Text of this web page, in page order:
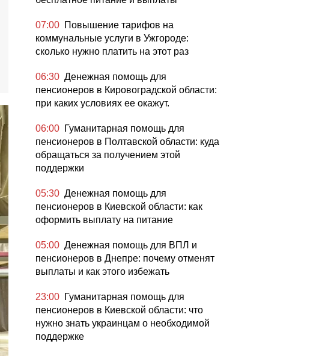
07:00 Повышение тарифов на
коммунальные услуги в Ужгороде:
сколько нужно платить на этот раз
06:30 Денежная помощь для
пенсионеров в Кировоградской области:
при каких условиях ее окажут.
06:00 Гуманитарная помощь для
пенсионеров в Полтавской области: куда
обращаться за получением этой
поддержки
05:30 Денежная помощь для
пенсионеров в Киевской области: как
оформить выплату на питание
05:00 Денежная помощь для ВПЛ и
пенсионеров в Днепре: почему отменят
выплаты и как этого избежать
23:00 Гуманитарная помощь для
пенсионеров в Киевской области: что
нужно знать украинцам о необходимой
поддержке